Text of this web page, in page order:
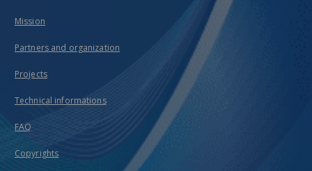
Mission
Partners and organization
Projects
Technical informations
FAQ
Copyrights